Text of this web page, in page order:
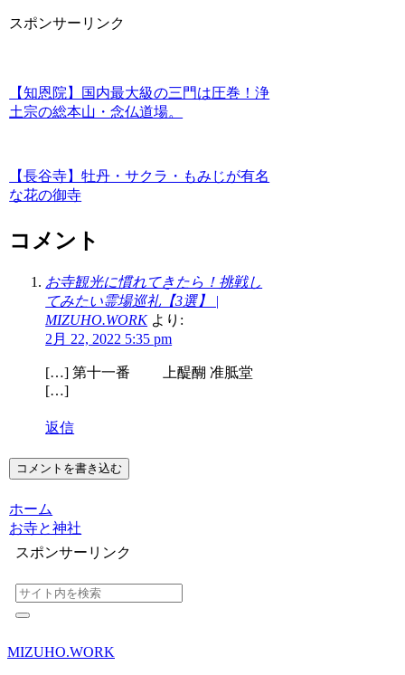
スポンサーリンク
【知恩院】国内最大級の三門は圧巻！浄
土宗の総本山・念仏道場。
【長谷寺】牡丹・サクラ・もみじが有名
な花の御寺
コメント
お寺観光に慣れてきたら！挑戦し
てみたい霊場巡礼【3選】 |
MIZUHO.WORK より:
2月 22, 2022 5:35 pm
[…] 第十一番 上醍醐 准胝堂
[…]
返信
コメントを書き込む
ホーム
お寺と神社
スポンサーリンク
MIZUHO.WORK